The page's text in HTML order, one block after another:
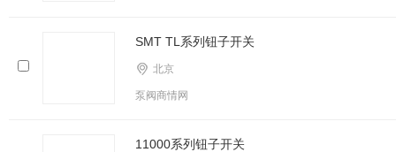
SMT TL系列钮子开关
北京
泵阀商情网
11000系列钮子开关